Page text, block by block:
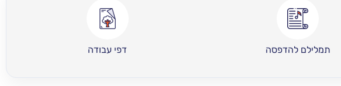
תמלילם להדפסה דפי עבודה